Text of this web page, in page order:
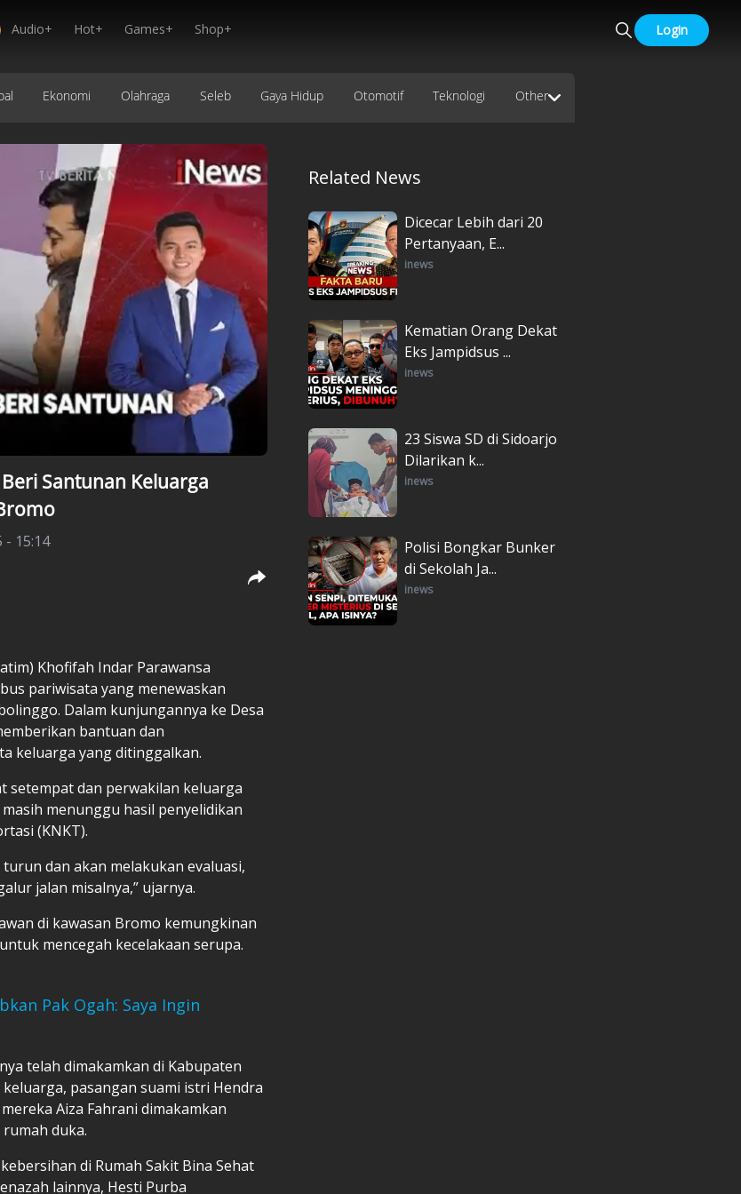
Audio+ Hot+ Games+ Shop+ Login
Ekonomi Olahraga Seleb Gaya Hidup Otomotif Teknologi Other
Santunan Keluarga
- 15:14
Khofifah Indar Parawansa
pariwisata yang menewaskan
Dalam kunjungannya ke Desa
bantuan dan
keluarga yang ditinggalkan.
setempat dan perwakilan keluarga
menunggu hasil penyelidikan
(KNKT).
dan akan melakukan evaluasi,
jalan misalnya,” ujarnya.
di kawasan Bromo kemungkinan
mencegah kecelakaan serupa.
Pak Ogah: Saya Ingin
telah dimakamkan di Kabupaten
pasangan suami istri Hendra
Aiza Fahrani dimakamkan
duka.
di Rumah Sakit Bina Sehat
lainnya, Hesti Purba
Related News
Dicecar Lebih dari 20
Pertanyaan, E...
inews
Kematian Orang Dekat
Eks Jampidsus ...
inews
23 Siswa SD di Sidoarjo
Dilarikan k...
inews
Polisi Bongkar Bunker
di Sekolah Ja...
inews